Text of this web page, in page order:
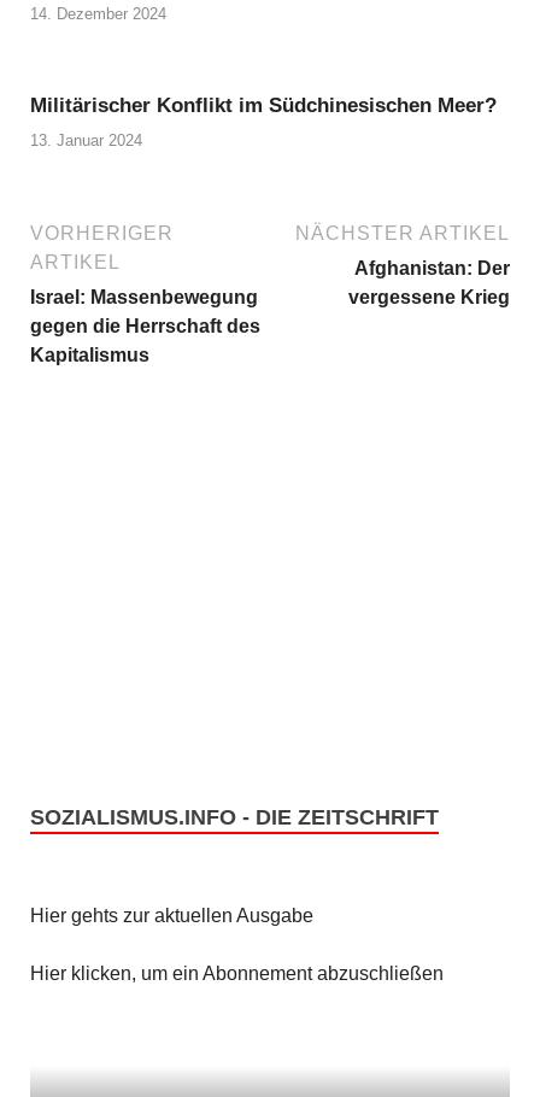
14. Dezember 2024
Militärischer Konflikt im Südchinesischen Meer?
13. Januar 2024
VORHERIGER
ARTIKEL
Israel: Massenbewegung
gegen die Herrschaft des
Kapitalismus
NÄCHSTER ARTIKEL
Afghanistan: Der
vergessene Krieg
SOZIALISMUS.INFO - DIE ZEITSCHRIFT
Hier gehts zur aktuellen Ausgabe
Hier klicken, um ein Abonnement abzuschließen